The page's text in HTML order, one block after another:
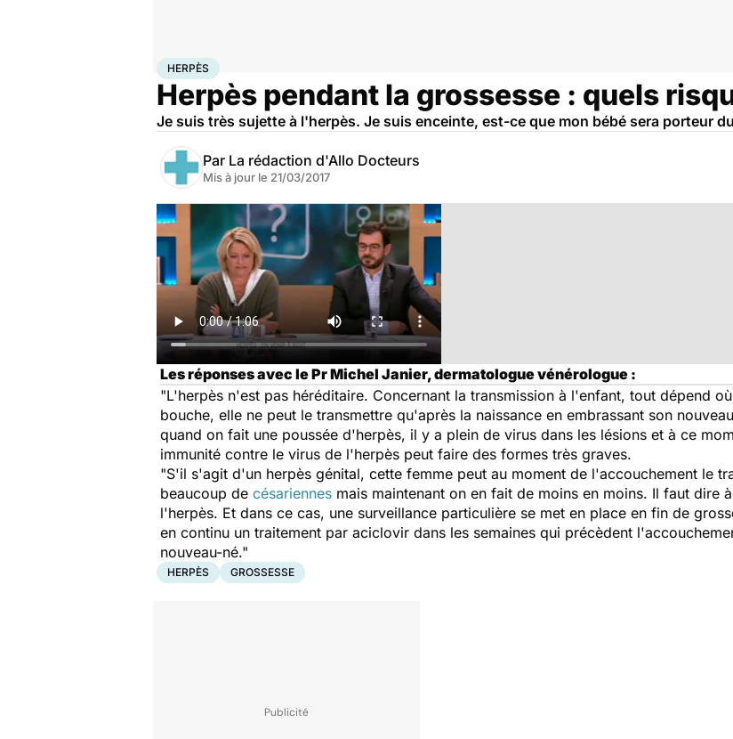
AccueilFamille
HERPÈS
Herpès pendant la grossesse : quels
Je suis très sujette à l'herpès. Je suis enceinte, est-ce que mon bébé sera porteur
Par La rédaction d'Allo Docteurs
Mis à jour le 21/03/2017
Les réponses avec le Pr Michel Janier, dermatologue vénérologue :
"L'herpès n'est pas héréditaire. Concernant la transmission à l'enfant, tout dépend
bouche, elle ne peut le transmettre qu'après la naissance en embrassant son
quand on fait une poussée d'herpès, il y a plein de virus dans les lésions et à ce
immunité contre le virus de l'herpès peut faire des formes très graves.
"S'il s'agit d'un herpès génital, cette femme peut au moment de l'accouchement le
beaucoup de césariennes mais maintenant on en fait de moins en moins. Il faut
l'herpès. Et dans ce cas, une surveillance particulière se met en place en fin de
en continu un traitement par aciclovir dans les semaines qui précèdent
nouveau-né."
HERPÈS GROSSESSE